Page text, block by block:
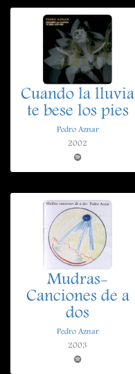
Cuando la lluvia
te bese los pies
Pedro Aznar
2002
Mudras-
Canciones de a
dos
Pedro Aznar
2003